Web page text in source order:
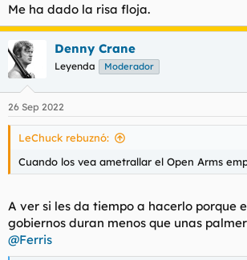
Me ha dado la risa floja.
Denny Crane
Leyenda Moderador
26 Sep 2022
LeChuck rebuznó:
Cuando los vea ametrallar el Open Arms
A ver si les da tiempo a hacerlo porque
gobiernos duran menos que unas
@Ferris